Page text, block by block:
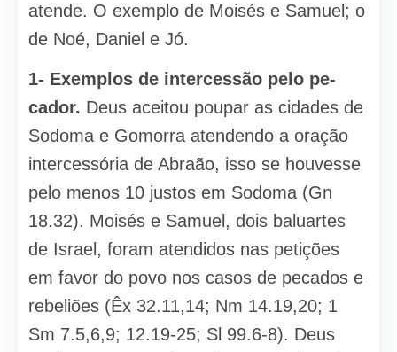
atende. O exemplo de Moisés e Samuel; o
de Noé, Daniel e Jó.
1- Exemplos de intercessão pelo pe­
cador. Deus aceitou poupar as cidades de
Sodoma e Gomorra atendendo a oração
intercessória de Abraão, isso se houvesse
pelo menos 10 justos em Sodoma (Gn
18.32). Moisés e Samuel, dois baluartes
de Israel, foram atendidos nas petições
em favor do povo nos casos de pecados e
rebeliões (Êx 32.11,14; Nm 14.19,20; 1
Sm 7.5,6,9; 12.19-25; Sl 99.6-8). Deus